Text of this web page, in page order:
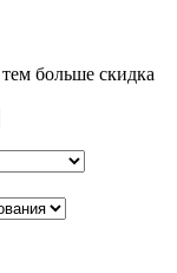
больше скидка